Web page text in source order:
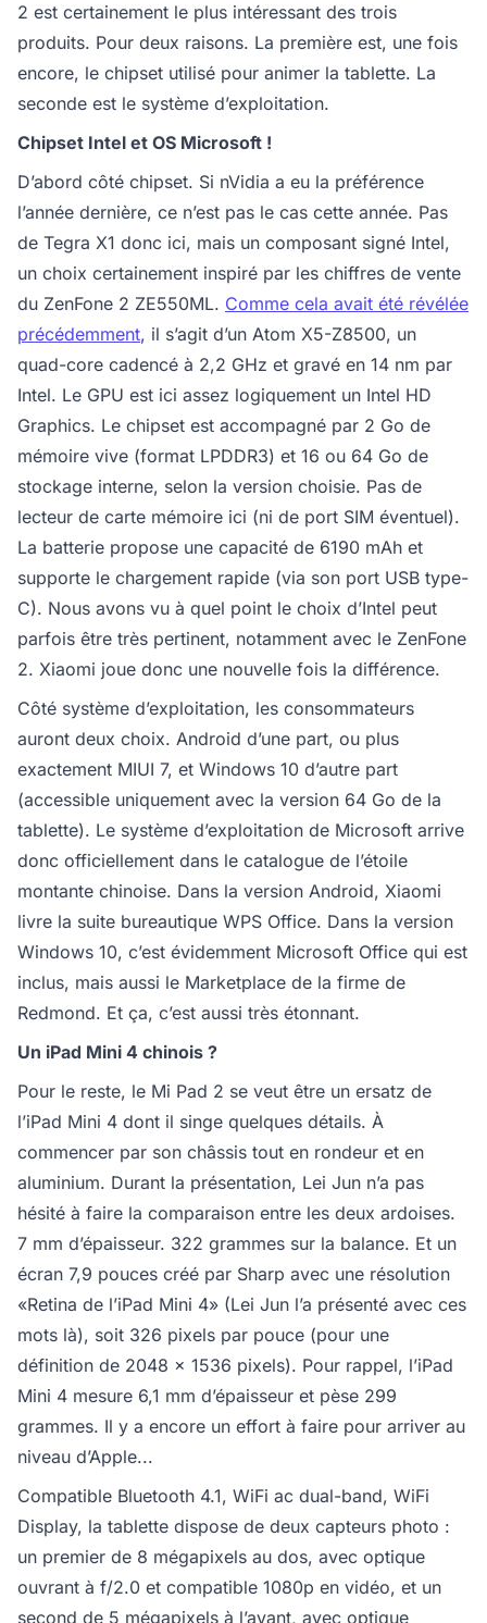
2 est certainement le plus intéressant des trois
produits. Pour deux raisons. La première est, une fois
encore, le chipset utilisé pour animer la tablette. La
seconde est le système d’exploitation.
Chipset Intel et OS Microsoft !
D’abord côté chipset. Si nVidia a eu la préférence
l’année dernière, ce n’est pas le cas cette année. Pas
de Tegra X1 donc ici, mais un composant signé Intel,
un choix certainement inspiré par les chiffres de vente
du ZenFone 2 ZE550ML. Comme cela avait été révélée
précédemment, il s’agit d’un Atom X5-Z8500, un
quad-core cadencé à 2,2 GHz et gravé en 14 nm par
Intel. Le GPU est ici assez logiquement un Intel HD
Graphics. Le chipset est accompagné par 2 Go de
mémoire vive (format LPDDR3) et 16 ou 64 Go de
stockage interne, selon la version choisie. Pas de
lecteur de carte mémoire ici (ni de port SIM éventuel).
La batterie propose une capacité de 6190 mAh et
supporte le chargement rapide (via son port USB type-
C). Nous avons vu à quel point le choix d’Intel peut
parfois être très pertinent, notamment avec le ZenFone
2. Xiaomi joue donc une nouvelle fois la différence.
Côté système d’exploitation, les consommateurs
auront deux choix. Android d’une part, ou plus
exactement MIUI 7, et Windows 10 d’autre part
(accessible uniquement avec la version 64 Go de la
tablette). Le système d’exploitation de Microsoft arrive
donc officiellement dans le catalogue de l’étoile
montante chinoise. Dans la version Android, Xiaomi
livre la suite bureautique WPS Office. Dans la version
Windows 10, c’est évidemment Microsoft Office qui est
inclus, mais aussi le Marketplace de la firme de
Redmond. Et ça, c’est aussi très étonnant.
Un iPad Mini 4 chinois ?
Pour le reste, le Mi Pad 2 se veut être un ersatz de
l’iPad Mini 4 dont il singe quelques détails. À
commencer par son châssis tout en rondeur et en
aluminium. Durant la présentation, Lei Jun n’a pas
hésité à faire la comparaison entre les deux ardoises.
7 mm d’épaisseur. 322 grammes sur la balance. Et un
écran 7,9 pouces créé par Sharp avec une résolution
«Retina de l’iPad Mini 4» (Lei Jun l’a présenté avec ces
mots là), soit 326 pixels par pouce (pour une
définition de 2048 x 1536 pixels). Pour rappel, l’iPad
Mini 4 mesure 6,1 mm d’épaisseur et pèse 299
grammes. Il y a encore un effort à faire pour arriver au
niveau d’Apple...
Compatible Bluetooth 4.1, WiFi ac dual-band, WiFi
Display, la tablette dispose de deux capteurs photo :
un premier de 8 mégapixels au dos, avec optique
ouvrant à f/2.0 et compatible 1080p en vidéo, et un
second de 5 mégapixels à l’avant, avec optique